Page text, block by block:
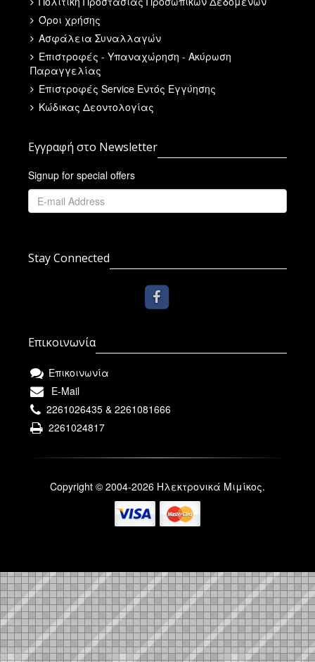
Όροι χρήσης
Ασφάλεια Συναλλαγών
Επιστροφές - Υπαναχώρηση - Ακύρωση
Παραγγελίας
Επιστροφές Service Εντός Εγγύησης
Κώδικας Δεοντολογίας
Εγγραφή στο Newsletter
Signup for special offers
Stay Connected
Επικοινωνία
Επικοινωνία
E-Mail
2261026435 & 2261081666
2261024817
Copyright © 2004-2026 Ηλεκτρονικά Μιμίκος.